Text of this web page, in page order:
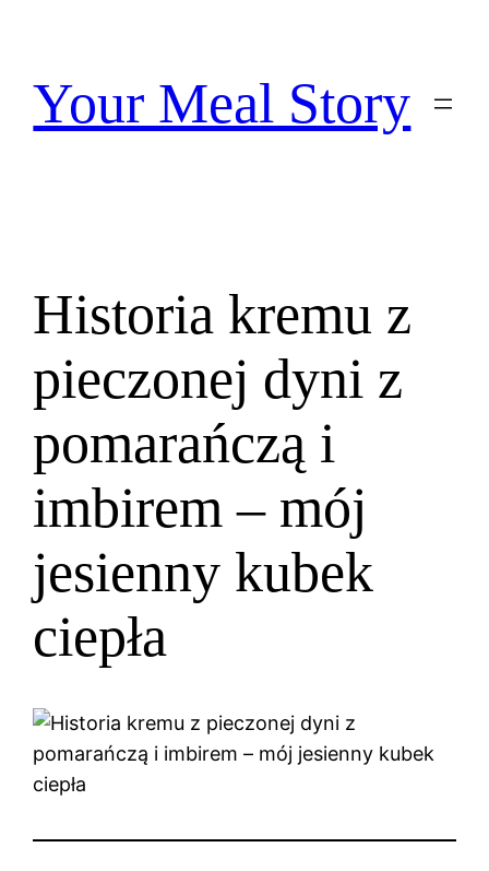
treściYour Meal Story
Historia kremu z
pieczonej dyni z
pomarańczą i
imbirem – mój
jesienny kubek
ciepła